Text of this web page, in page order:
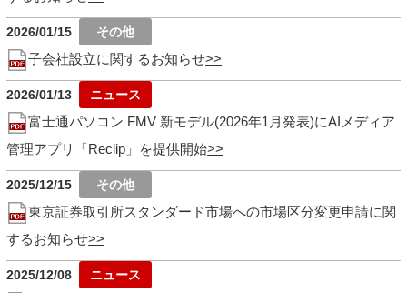
2026/01/15
子会社設立に関するお知らせ
2026/01/13
富士通パソコン FMV 新モデル(2026年1月発表)にAIメディア
管理アプリ「Reclip」を提供開始
2025/12/15
東京証券取引所スタンダード市場への市場区分変更申請に関
するお知らせ
2025/12/08